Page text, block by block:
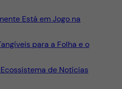
Está em Jogo na
para a Folha e o
de Notícias